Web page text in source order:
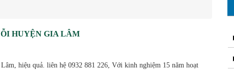
HUYỆN GIA LÂM
hiệu quả. liên hệ 0932 881 226, Với kinh nghiệm 15 năm hoạt